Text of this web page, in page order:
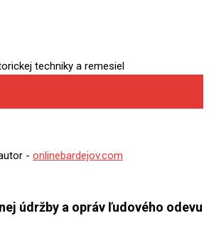
- onlinebardejov.com
údržby a opráv ľudového odevu